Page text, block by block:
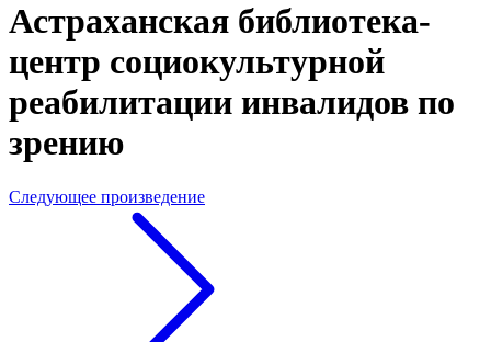
Астраханская библиотека-
центр социокультурной
реабилитации инвалидов по
зрению
Следующее произведение